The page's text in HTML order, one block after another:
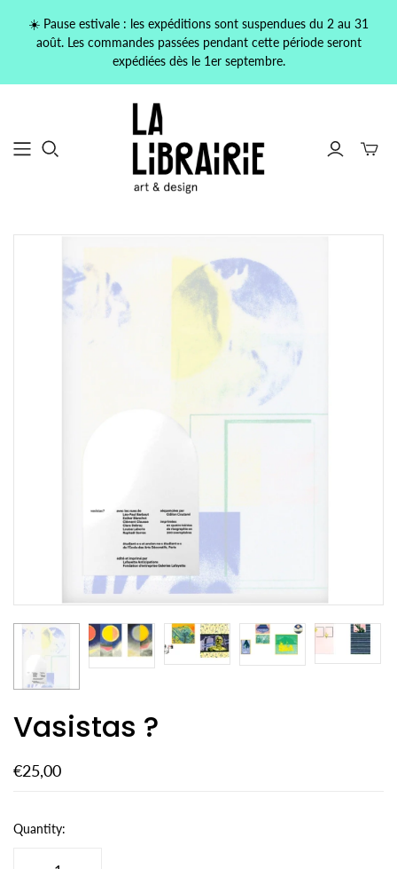
☀️ Pause estivale : les expéditions sont suspendues du 2 au 31
août. Les commandes passées pendant cette période seront
expédiées dès le 1er septembre.
Vasistas ?
€25,00
Quantity: